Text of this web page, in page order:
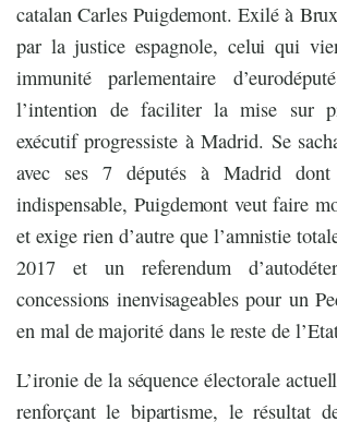
catalan Carles Puigdemont. Exilé à
par la justice espagnole, celui qui
immunité parlementaire
l’intention de faciliter la mise sur
exécutif progressiste à Madrid. Se
avec ses 7 députés à Madrid dont
indispensable, Puigdemont veut faire
et exige rien d’autre que l’amnistie
2017 et un referendum
concessions inenvisageables pour un
en mal de majorité dans le reste de
L’ironie de la séquence électorale
renforçant le bipartisme, le résultat